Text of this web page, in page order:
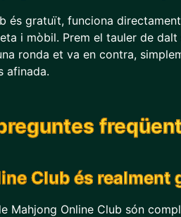
és gratuït, funciona
i mòbil. Prem el tauler de dalt
ronda et va en contra,
afinada.
Club és realment
Mahjong Online Club són